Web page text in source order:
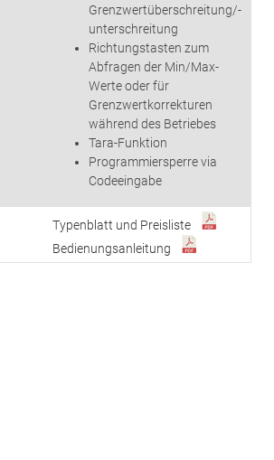
Grenzwertüberschreitung/-
unterschreitung
Richtungstasten zum
Abfragen der Min/Max-
Werte oder für
Grenzwertkorrekturen
während des Betriebes
Tara-Funktion
Programmiersperre via
Codeeingabe
Typenblatt und Preisliste
Bedienungsanleitung